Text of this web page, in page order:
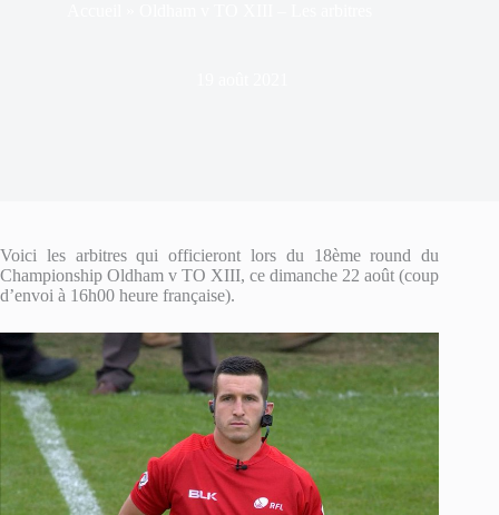
Voici les arbitres qui officieront lors du 18ème round du
Championship Oldham v TO XIII, ce dimanche 22 août (coup
d’envoi à 16h00 heure française).